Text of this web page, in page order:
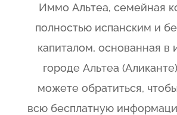
Иммо Aльтеа, семейная
полностью испанским и
капиталом, основанная в
городе Альтеа
можете обратиться,
всю бесплатную